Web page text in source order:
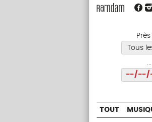
TOUT